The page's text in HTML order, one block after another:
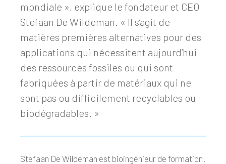
mondiale », explique le fondateur et CEO
Stefaan De Wildeman. « Il s’agit de
matières premières alternatives pour des
applications qui nécessitent aujourd’hui
des ressources fossiles ou qui sont
fabriquées à partir de matériaux qui ne
sont pas ou difficilement recyclables ou
biodégradables. »
Stefaan De Wildeman est bioingénieur de formation.